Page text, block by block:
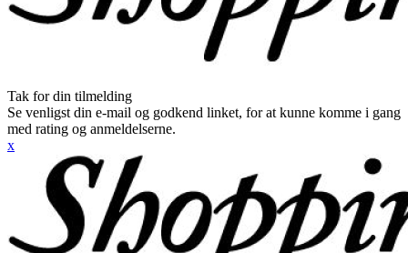
Tak for din tilmelding
Se venligst din e-mail og godkend linket, for at kunne komme i gang
med rating og anmeldelserne.
x